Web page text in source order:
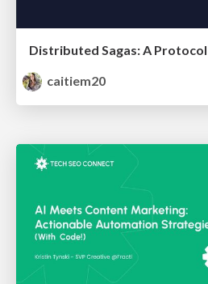
caitiem20